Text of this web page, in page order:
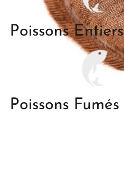
Poissons Entiers
Poissons Fumés